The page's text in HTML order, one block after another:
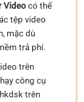
Videocó thể
tệp video
mặc dù
trả phí.
trên
công cụ
trên